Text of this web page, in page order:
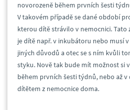
novorozeně během prvních šesti
V takovém případě se dané období
kterou dítě strávilo v nemocnici. Tato
je dítě např. v inkubátoru nebo musí
jiných důvodů a otec se s ním kvůli
styku. Nově tak bude mít možnost si
během prvních šesti týdnů, nebo až
dítětem z nemocnice doma.